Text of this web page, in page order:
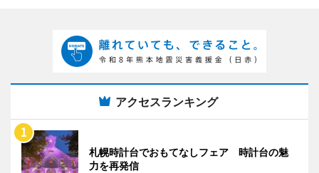
アクセスランキング
札幌時計台でおもてなしフェア 時計台の魅
力を再発信